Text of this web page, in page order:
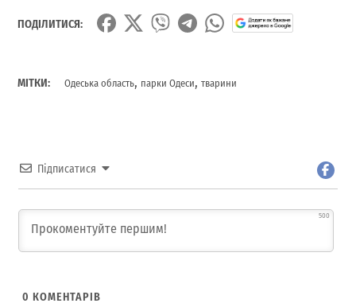
ПОДІЛИТИСЯ:
МІТКИ: Одеська область, парки Одеси,тварини
Підписатися
500
0 КОМЕНТАРІВ